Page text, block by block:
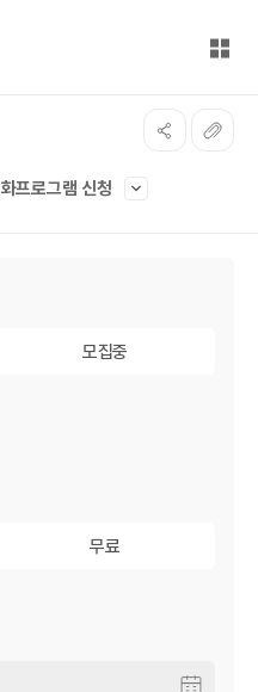
전체
프로그램 신청
모집중
무료